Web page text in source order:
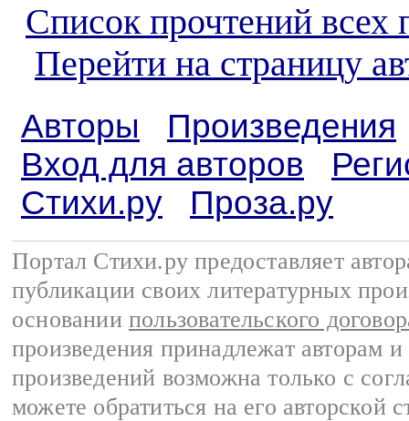
Список прочтений всех
Перейти на страницу
Авторы
Произведения
Вход для авторов
Стихи.ру
Проза.ру
Портал Стихи.ру предоставляет
публикации своих литературных
основании пользовательского
произведения принадлежат авторам
произведений возможна только с
можете обратиться на его авторской